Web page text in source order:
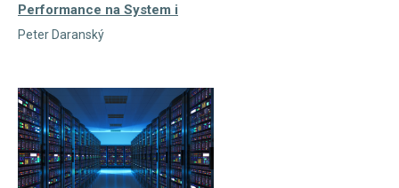
Performance na System i
Peter Daranský